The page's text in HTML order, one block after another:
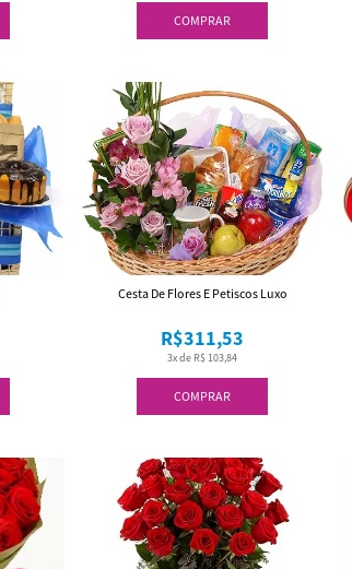
COMPRAR
COMPRAR
3x de R$ 103,84
R$311,53
Cesta De Flores E Petiscos Luxo